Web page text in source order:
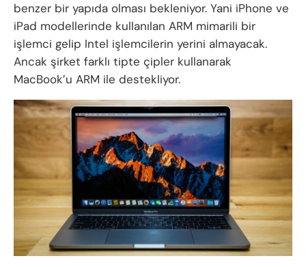
benzer bir yapıda olması bekleniyor. Yani iPhone ve
iPad modellerinde kullanılan ARM mimarili bir
işlemci gelip Intel işlemcilerin yerini almayacak.
Ancak şirket farklı tipte çipler kullanarak
MacBook’u ARM ile destekliyor.